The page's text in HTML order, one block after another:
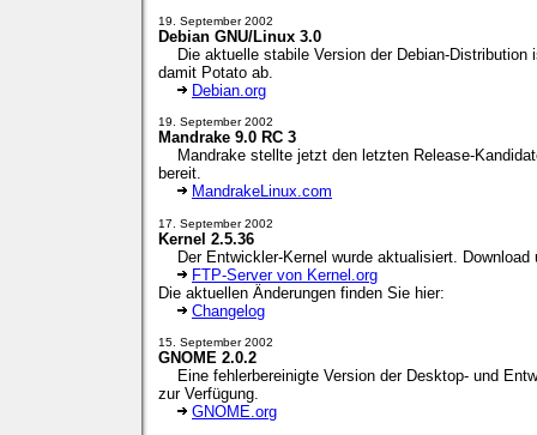
19. September 2002
Debian GNU/Linux 3.0
Die aktuelle stabile Version der Debian-Distribution
damit Potato ab.
Debian.org
19. September 2002
Mandrake 9.0 RC 3
Mandrake stellte jetzt den letzten Release-
bereit.
MandrakeLinux.com
17. September 2002
Kernel 2.5.36
Der Entwickler-Kernel wurde aktualisiert. Download
FTP-Server von Kernel.org
Die aktuellen Änderungen finden Sie hier:
Changelog
15. September 2002
GNOME 2.0.2
Eine fehlerbereinigte Version der Desktop- und
zur Verfügung.
GNOME.org